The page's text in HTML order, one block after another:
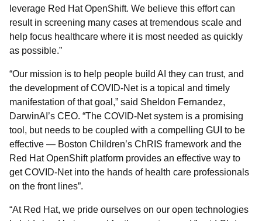
leverage Red Hat OpenShift. We believe this effort can
result in screening many cases at tremendous scale and
help focus healthcare where it is most needed as quickly
as possible.”
“Our mission is to help people build AI they can trust, and
the development of COVID-Net is a topical and timely
manifestation of that goal,” said Sheldon Fernandez,
DarwinAI’s CEO. “The COVID-Net system is a promising
tool, but needs to be coupled with a compelling GUI to be
effective — Boston Children’s ChRIS framework and the
Red Hat OpenShift platform provides an effective way to
get COVID-Net into the hands of health care professionals
on the front lines”.
“At Red Hat, we pride ourselves on our open technologies